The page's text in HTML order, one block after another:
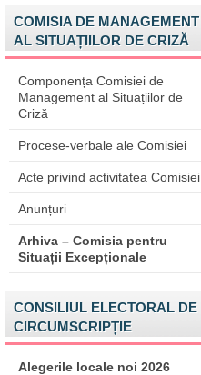
COMISIA DE MANAGEMENT
AL SITUAȚIILOR DE CRIZĂ
Componența Comisiei de
Management al Situațiilor de
Criză
Procese-verbale ale Comisiei
Acte privind activitatea Comisiei
Anunțuri
Arhiva – Comisia pentru
Situații Excepționale
CONSILIUL ELECTORAL DE
CIRCUMSCRIPȚIE
Alegerile locale noi 2026